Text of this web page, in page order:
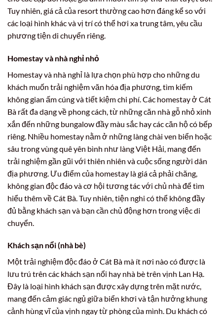
Tuy nhiên, giá cả của resort thường cao hơn đáng kể so với
các loại hình khác và vị trí có thể hơi xa trung tâm, yêu cầu
phương tiện di chuyển riêng.
Homestay và nhà nghỉ nhỏ
Homestay và nhà nghỉ là lựa chọn phù hợp cho những du
khách muốn trải nghiệm văn hóa địa phương, tìm kiếm
không gian ấm cúng và tiết kiệm chi phí. Các homestay ở Cát
Bà rất đa dạng về phong cách, từ những căn nhà gỗ nhỏ xinh
xắn đến những bungalow đầy màu sắc hay các căn hộ có bếp
riêng. Nhiều homestay nằm ở những làng chài ven biển hoặc
sâu trong vùng quê yên bình như làng Việt Hải, mang đến
trải nghiệm gần gũi với thiên nhiên và cuộc sống người dân
địa phương. Ưu điểm của homestay là giá cả phải chăng,
không gian độc đáo và cơ hội tương tác với chủ nhà để tìm
hiểu thêm về Cát Bà. Tuy nhiên, tiện nghi có thể không đầy
đủ bằng khách sạn và bạn cần chủ động hơn trong việc di
chuyển.
Khách sạn nổi (nhà bè)
Một trải nghiệm độc đáo ở Cát Bà mà ít nơi nào có được là
lưu trú trên các khách sạn nổi hay nhà bè trên vịnh Lan Hạ.
Đây là loại hình khách sạn được xây dựng trên mặt nước,
mang đến cảm giác ngủ giữa biển khơi và tận hưởng khung
cảnh hùng vĩ của vịnh ngay từ phòng của mình. Du khách có